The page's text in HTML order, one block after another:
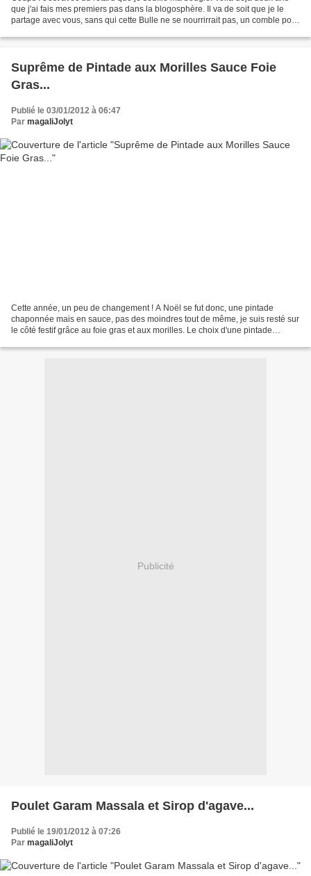
que j'ai fais mes premiers pas dans la blogosphère. Il va de soit que je le
partage avec vous, sans qui cette Bulle ne se nourrirrait pas, un comble pour
Suprême de Pintade aux Morilles Sauce Foie
Gras...
Publié le 03/01/2012 à 06:47
Par magaliJolyt
Cette année, un peu de changement ! A Noël se fut donc, une pintade
chaponnée mais en sauce, pas des moindres tout de même, je suis resté sur
le côté festif grâce au foie gras et aux morilles. Le choix d'une pintade
Publicité
Poulet Garam Massala et Sirop d'agave...
Publié le 19/01/2012 à 07:26
Par magaliJolyt